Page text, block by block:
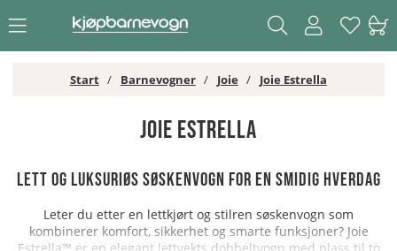
Start Barnevogner Joie Joie Estrella
Joie Estrella
Lett og luksuriøs søskenvogn for en smidig hverdag
Leter du etter en lettkjørt og stilren søskenvogn som
kombinerer komfort, sikkerhet og smarte funksjoner? Joie